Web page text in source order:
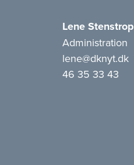
Lene Stenstrop
Administration
lene@dknyt.dk
46 35 33 43